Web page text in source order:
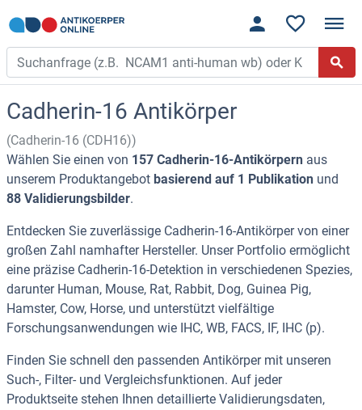
Cadherin-16 Antikörper
(Cadherin-16 (CDH16))
Wählen Sie einen von 157 Cadherin-16-Antikörpern aus
unserem Produktangebot basierend auf 1 Publikation und
88 Validierungsbilder.
Entdecken Sie zuverlässige Cadherin-16-Antikörper von einer
großen Zahl namhafter Hersteller. Unser Portfolio ermöglicht
eine präzise Cadherin-16-Detektion in verschiedenen Spezies,
darunter Human, Mouse, Rat, Rabbit, Dog, Guinea Pig,
Hamster, Cow, Horse, und unterstützt vielfältige
Forschungsanwendungen wie IHC, WB, FACS, IF, IHC (p).
Finden Sie schnell den passenden Antikörper mit unseren
Such-, Filter- und Vergleichsfunktionen. Auf jeder
Produktseite stehen Ihnen detaillierte Validierungsdaten,